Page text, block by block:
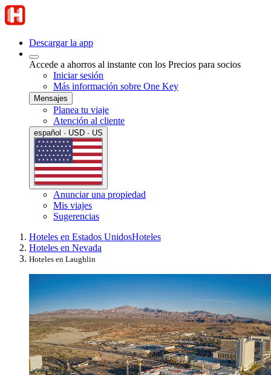
Descargar la app
Accede a ahorros al instante con los Precios para socios
Iniciar sesión
Más información sobre One Key
Mensajes
Planea tu viaje
Atención al cliente
español · USD · US
Anunciar una propiedad
Mis viajes
Sugerencias
Hoteles en Estados UnidosHoteles
Hoteles en Nevada
Hoteles en Laughlin